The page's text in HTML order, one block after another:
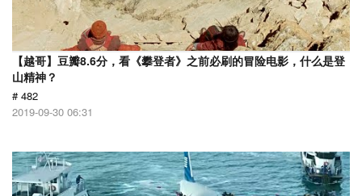
【越哥】豆瓣8.6分，看《攀登者》之前必刷的冒险电影，什么是登
山精神？
# 482
2019-09-30 06:31